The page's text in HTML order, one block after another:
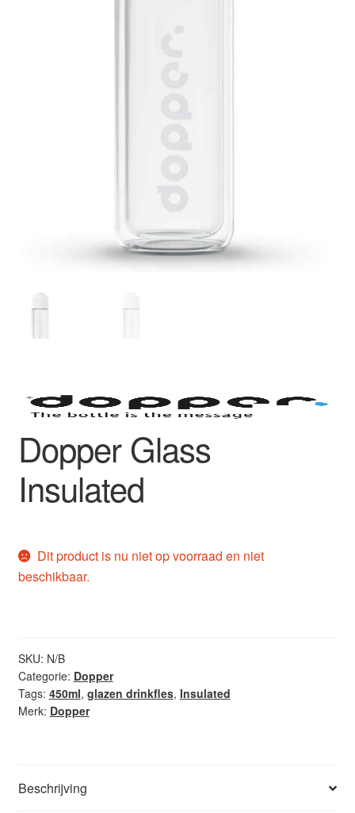
Broodtrommels & lunchboxen
Waterfles bedrukken
Reviews waterflessenwinkel.nl
Dopper Glass
Insulated
Dit product is nu niet op voorraad en niet
beschikbaar.
SKU: N/B
Categorie: Dopper
Tags: 450ml, glazen drinkfles, Insulated
Merk: Dopper
Beschrijving